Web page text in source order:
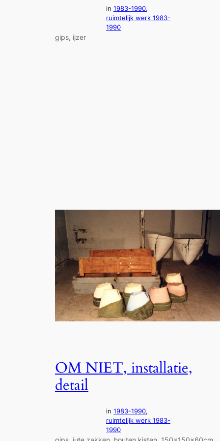
in 1983-1990
ruimtelijk werk 1983-
1990
gips, ijzer
OM NIET, installatie,
detail
in 1983-1990
ruimtelijk werk 1983-
1990